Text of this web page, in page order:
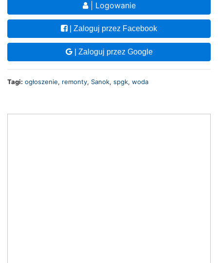
| Logowanie
| Zaloguj przez Facebook
| Zaloguj przez Google
Tagi: ogłoszenie, remonty, Sanok, spgk, woda